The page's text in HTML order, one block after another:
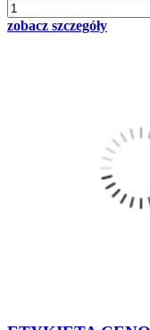
zobacz szczegóły